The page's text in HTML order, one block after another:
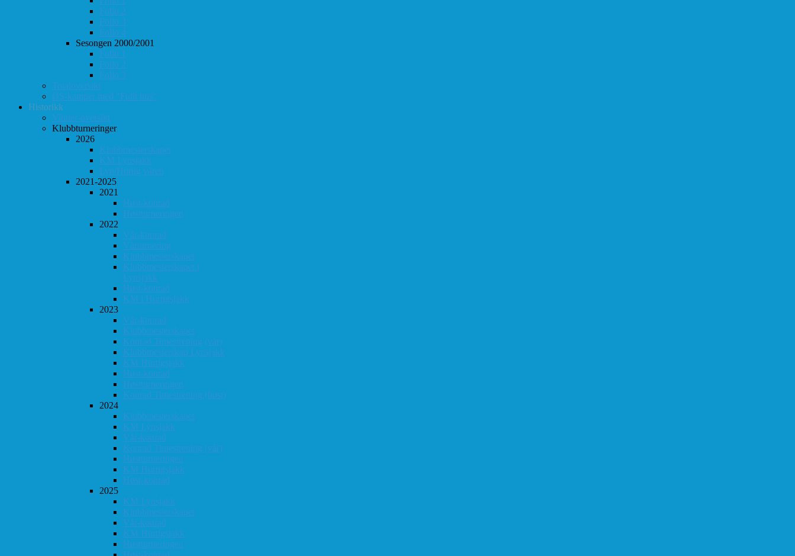
Follo 2
Follo 3
Follo 4
Sesongen 2000/2001
Follo 1
Follo 2
Follo 3
Totaloversikt
ØS-kamper med "Fullt hus"
Historikk
Vinner-oversikt
Klubbturneringer
2026
Klubbmesterskapet
KM Lynsjakk
Lyn/Hurtig våren
2021-2025
2021
Høst-konrad
Høstturneringen
2022
Vår-konrad
Vårturnering
Klubbmesterskapet
Klubbmesterskapet i
Lynsjakk
Høst-konrad
KM i Hurtigsjakk
2023
Vår-konrad
Klubbmesterskapet
Konrad Timestrening (vår)
Klubbmesterskap Lynsjakk
KM Hurtigsjakk
Høst-konrad
Høstturneringen
Konrad Timestrening (høst)
2024
Klubbmesterskapet
KM Lynsjakk
Vår-konrad
Konrad Timestrening (vår)
Høstturneringen
KM Hurtigsjakk
Høst-konrad
2025
KM Lynsjakk
Klubbmesterskapet
Vår-konrad
KM Hurtigsjakk
Høstturneringen